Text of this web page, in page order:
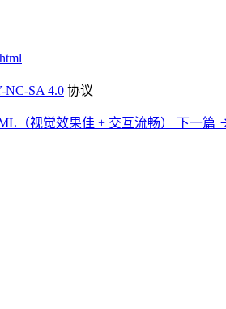
NC-SA 4.0 协议
（视觉效果佳 + 交互流畅） 下一篇